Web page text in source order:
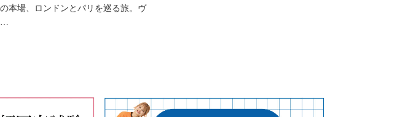
本場、ロンドンとパリを巡る旅。ヴ
…